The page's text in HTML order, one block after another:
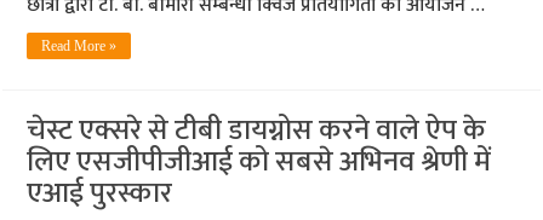
Read More »
चेस्ट एक्सरे से टीबी डायग्नोस करने वाले ऐप के
लिए एसजीपीजीआई को सबसे अभिनव श्रेणी में
एआई पुरस्कार